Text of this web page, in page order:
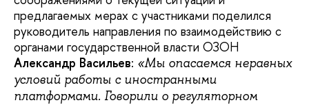
предлагаемых мерах с участниками поделился
руководитель направления по взаимодействию с
органами государственной власти ОЗОН
Александр Васильев: «Мы опасаемся неравных
условий работы с иностранными
платформами. Говорили о регуляторном